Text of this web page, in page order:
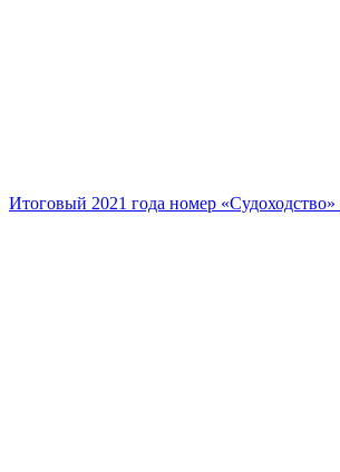
Итоговый 2021 года номер